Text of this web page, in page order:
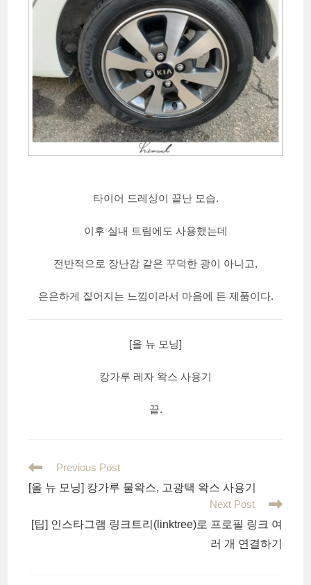
타이어 드레싱이 끝난 모습.
이후 실내 트림에도 사용했는데
전반적으로 장난감 같은 꾸덕한 광이 아니고,
은은하게 짙어지는 느낌이라서 마음에 든 제품이다.
[올 뉴 모닝]
캉가루 레자 왁스 사용기
끝.
Read
articles
Previous Post
[올 뉴 모닝] 캉가루 물왁스, 고광택 왁스 사용기
Next Post
[팁] 인스타그램 링크트리(linktree)로 프로필 링크 여
러 개 연결하기